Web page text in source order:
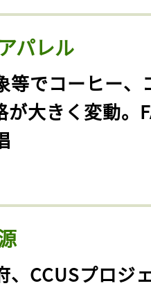
パレル
等でコーヒー、
が大きく変動。
、CCUSプロジ